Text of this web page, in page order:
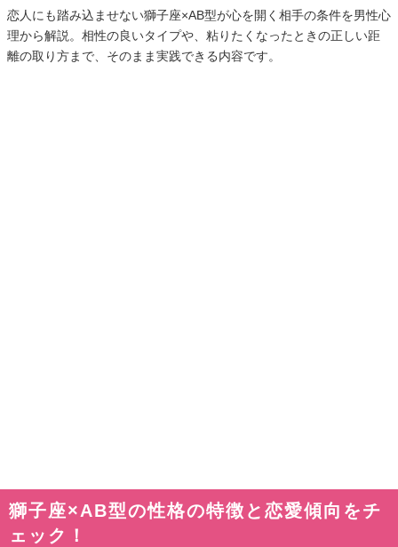
恋人にも踏み込ませない獅子座×AB型が心を開く相手の条件を男性心
理から解説。相性の良いタイプや、粘りたくなったときの正しい距
離の取り方まで、そのまま実践できる内容です。
獅子座×AB型の性格の特徴と恋愛傾向をチ
ェック！